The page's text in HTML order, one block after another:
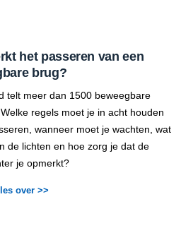
het passeren van een
brug?
telt meer dan 1500 beweegbare
regels moet je in acht houden
wanneer moet je wachten, wat
de lichten en hoe zorg je dat de
je opmerkt?
over >>